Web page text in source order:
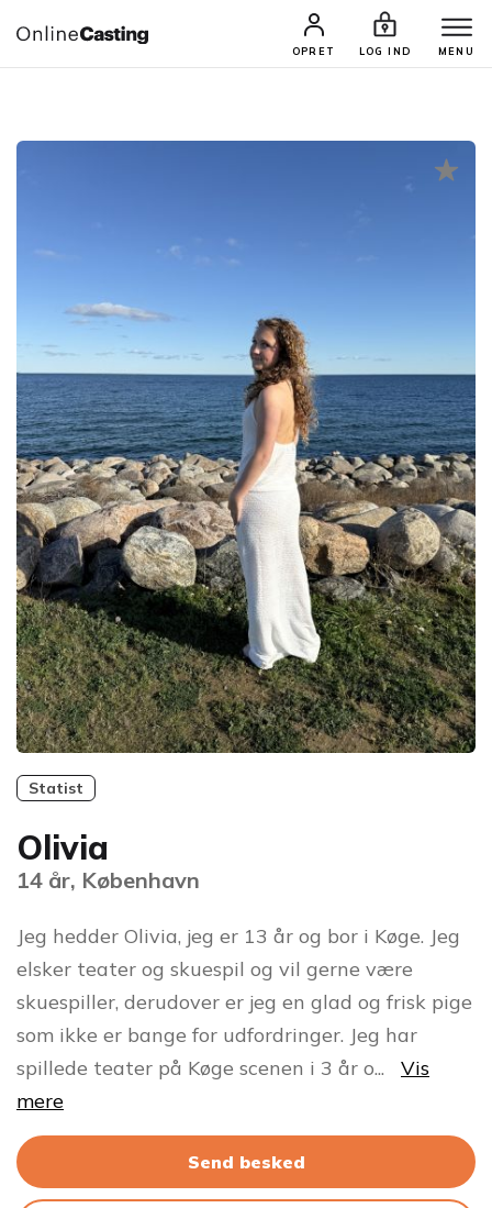
OPRET LOG IND MENU
CASTINGS & JOBS SØG PROFIL
Statist
Olivia
14 år, København
Jeg hedder Olivia, jeg er 13 år og bor i Køge. Jeg
elsker teater og skuespil og vil gerne være
skuespiller, derudover er jeg en glad og frisk pige
som ikke er bange for udfordringer. Jeg har
spillede teater på Køge scenen i 3 år o...
Vis
mere
Send besked